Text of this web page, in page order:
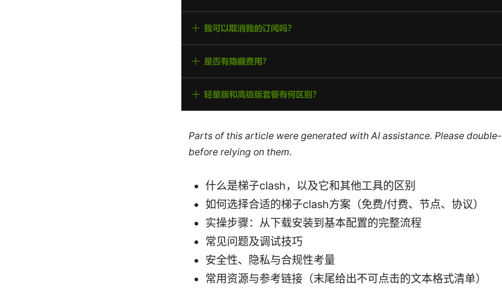
Parts of this article were generated with AI assistance. Please
before relying on them.
什么是梯子clash，以及它和其他工具的区别
如何选择合适的梯子clash方案（免费/付费、节点、协议）
实操步骤：从下载安装到基本配置的完整流程
常见问题及调试技巧
安全性、隐私与合规性考量
常用资源与参考链接（末尾给出不可点击的文本格式清单）